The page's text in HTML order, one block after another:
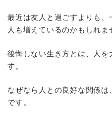
最近は友人と過ごすよりも
人も増えているのかもしれま
後悔しない生き方とは、人を
す。
なぜなら人との良好な関係
です。